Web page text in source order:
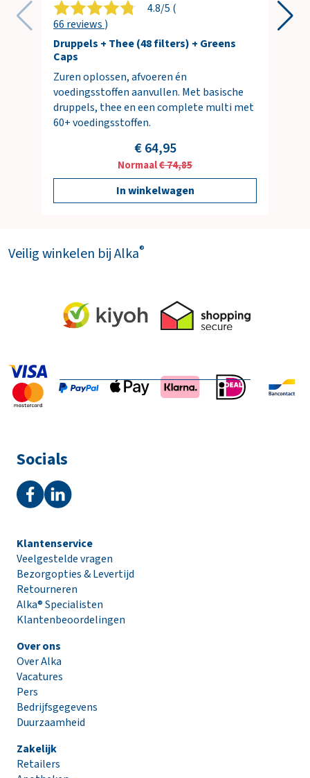
4.8/5 (
66 reviews )
Druppels + Thee (48 filters) + Greens
Caps
Zuren oplossen, afvoeren én
voedingsstoffen aanvullen. Met basische
druppels, thee en een complete multi met
60+ voedingsstoffen.
€ 64,95
Normaal€ 74,85
In winkelwagen
Veilig winkelen bij Alka®
Socials
Klantenservice
Veelgestelde vragen
Bezorgopties & Levertijd
Retourneren
Alka® Specialisten
Klantenbeoordelingen
Over ons
Over Alka
Vacatures
Pers
Bedrijfsgegevens
Duurzaamheid
Zakelijk
Retailers